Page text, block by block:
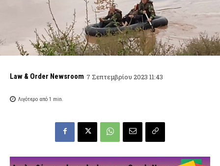
Law & Order Newsroom 7 Σεπτεμβρίου 2023 11:43
Λιγότερο από 1 min.